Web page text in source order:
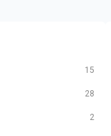
15
28
2